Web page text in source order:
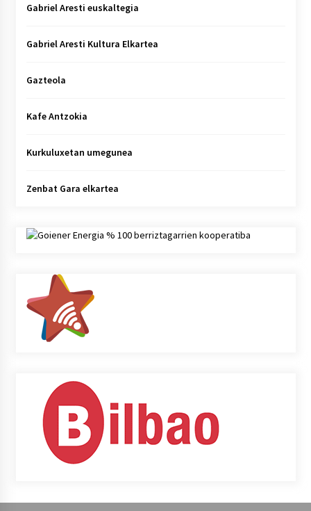
Gabriel Aresti euskaltegia
Gabriel Aresti Kultura Elkartea
Gazteola
Kafe Antzokia
Kurkuluxetan umegunea
Zenbat Gara elkartea